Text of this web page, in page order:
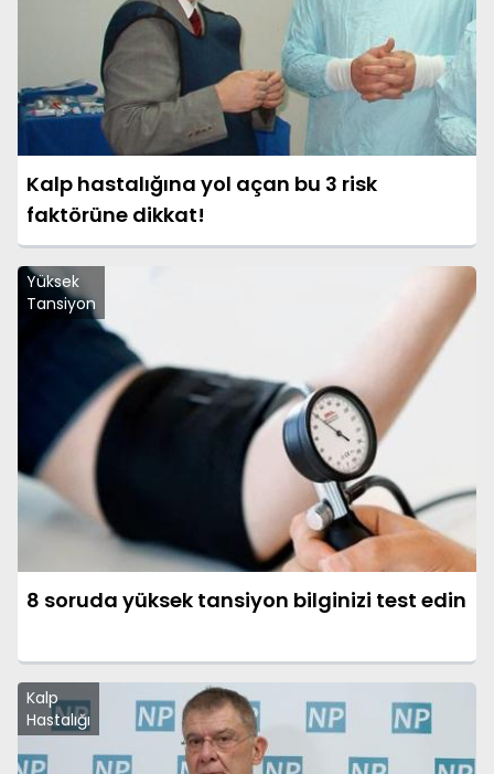
Kalp hastalığına yol açan bu 3 risk
faktörüne dikkat!
Yüksek
Tansiyon
8 soruda yüksek tansiyon bilginizi test edin
Kalp
Hastalığı